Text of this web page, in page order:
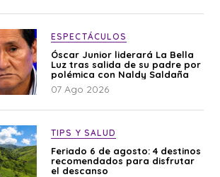
ESPECTÁCULOS
Óscar Junior liderará La Bella
Luz tras salida de su padre por
polémica con Naldy Saldaña
07 Ago 2026
TIPS Y SALUD
Feriado 6 de agosto: 4 destinos
recomendados para disfrutar
el descanso